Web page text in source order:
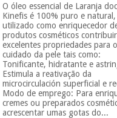
O óleo essencial de Laranja
Kinefis é 100% puro e natural,
utilizado como enriquecedor
produtos cosméticos
excelentes propriedades para o
cuidado da pele tais como:
Tonificante, hidratante e
Estimula a reativação da
microcirculación superficial e
Modo de emprego: Para
cremes ou preparados
acrescentar umas gotas do...